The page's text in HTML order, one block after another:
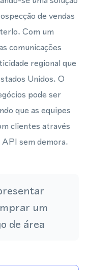
de vendas
Com um
comunicações
regional que
Unidos. O
pode ser
que as equipes
clientes através
sem demora.
um
de área